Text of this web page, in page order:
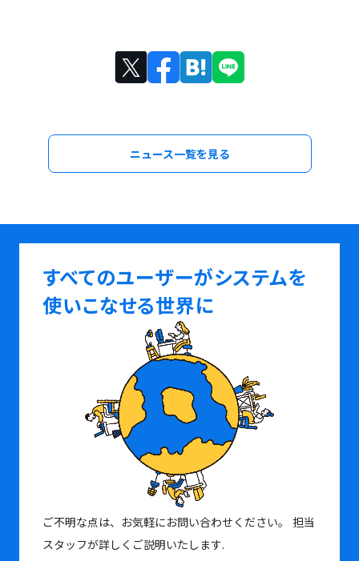
ニュース一覧を見る
すべてのユーザーがシステムを
使いこなせる世界に
ご不明な点は、お気軽にお問い合わせください。
担当
スタッフが詳しくご説明いたします.